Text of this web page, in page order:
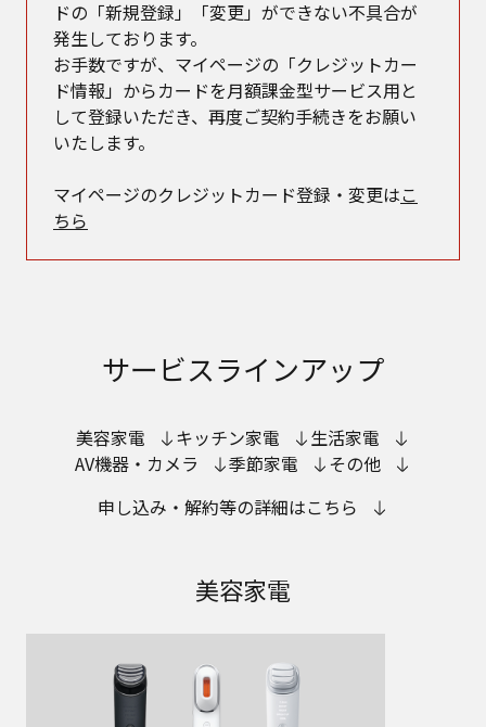
ドの「新規登録」「変更」ができない不具合が
発生しております。
お手数ですが、マイページの「クレジットカー
ド情報」からカードを月額課金型サービス用と
して登録いただき、再度ご契約手続きをお願い
いたします。
マイページのクレジットカード登録・変更はこ
ちら
サービスラインアップ
美容家電 キッチン家電
生活家電
AV機器・カメラ
季節家電
その他
申し込み・解約等の詳細はこちら
美容家電